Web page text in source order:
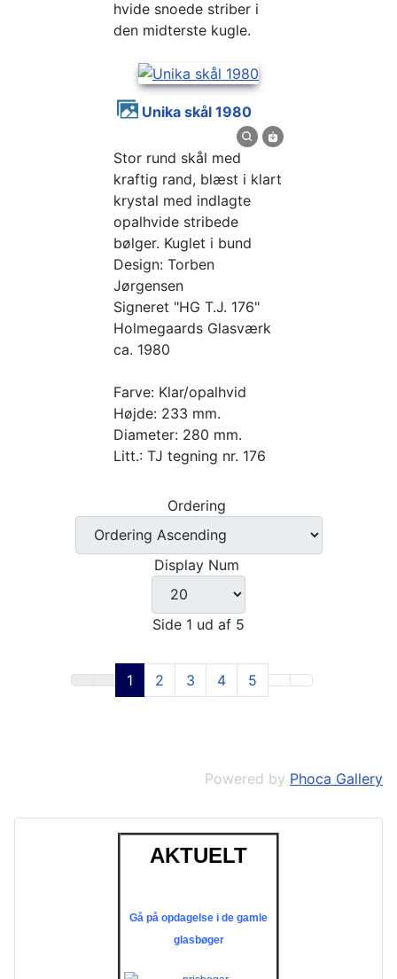
AKTUELT
Gå på opdagelse i de gamle
glasbøger
hvide snoede striber i
den midterste kugle.
Unika skål 1980
Stor rund skål med
kraftig rand, blæst i klart
krystal med indlagte
opalhvide stribede
bølger. Kuglet i bund
Design: Torben
Jørgensen
Signeret "HG T.J. 176"
Holmegaards Glasværk
ca. 1980
Farve: Klar/opalhvid
Højde: 233 mm.
Diameter: 280 mm.
Litt.: TJ tegning nr. 176
Ordering
Display Num
Side 1 ud af 5
1 2 3 4 5
Powered by Phoca Gallery